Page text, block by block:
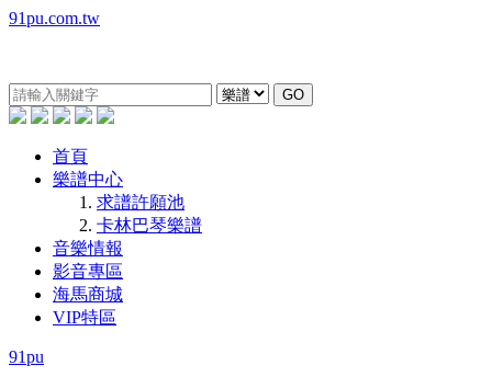
91pu.com.tw
GO
首頁
樂譜中心
求譜許願池
卡林巴琴樂譜
音樂情報
影音專區
海馬商城
VIP特區
91pu